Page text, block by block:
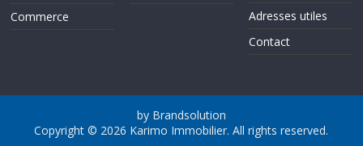
Commerce
Adresses utiles
Contact
by Brandsolution
Copyright © 2026 Karimo Immobilier. All rights reserved.